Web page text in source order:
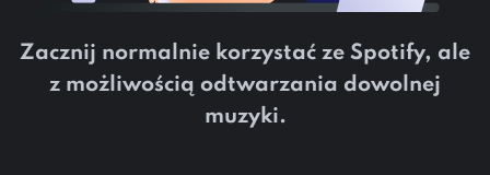
Zacznij normalnie korzystać ze Spotify, ale
z możliwością odtwarzania dowolnej
muzyki.